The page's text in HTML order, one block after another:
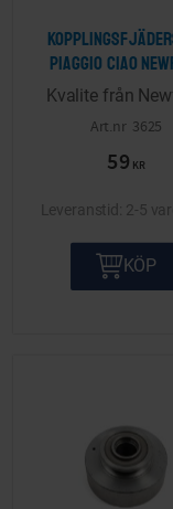
Piaggio Ciao
Kvalite från
3625
59 KR
2-5
KÖP